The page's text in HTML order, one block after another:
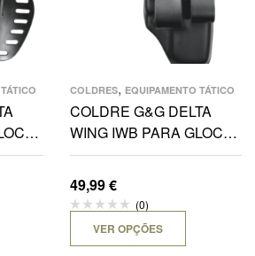
COLDRES, EQUIPAMENTO TÁTICO
COLDRE G&G DELTA
WING IWB PARA GLOCK
19 E 23 P110
49,99€
(0)
VER OPÇÕES